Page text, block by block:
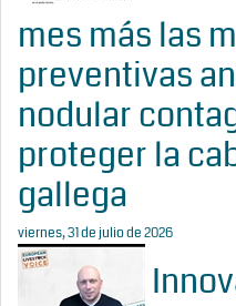
mes más las
preventivas
nodular
proteger la
gallega
viernes, 31 de julio de 2026